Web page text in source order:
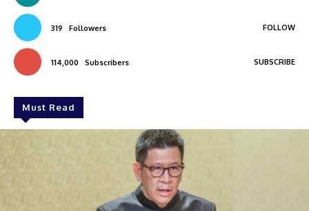
319 Followers FOLLOW
114,000 Subscribers SUBSCRIBE
Must Read